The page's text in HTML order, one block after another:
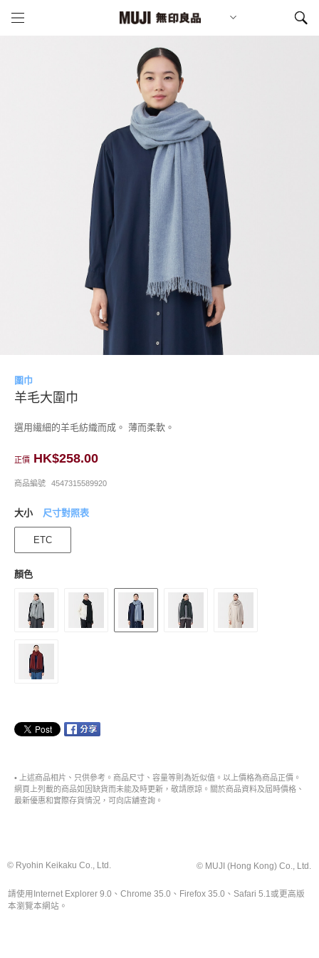
圍巾
羊毛大圍巾
選用繊細的羊毛紡織而成。 薄而柔軟。
正價 HK$258.00
商品編號 4547315589920
大小 尺寸對照表
ETC
顏色
• 上述商品相片、只供參考。商品尺寸、容量等則為近似值。以上價格為商品正價。
網頁上列載的商品如因缺貨而未能及時更新，敬請原諒。關於商品資料及屆時價格、
最新優惠和實際存貨情況，可向店舖查詢。
© Ryohin Keikaku Co., Ltd. © MUJI (Hong Kong) Co., Ltd.
請使用Internet Explorer 9.0、Chrome 35.0、Firefox 35.0、Safari 5.1或更高版
本瀏覽本網站。